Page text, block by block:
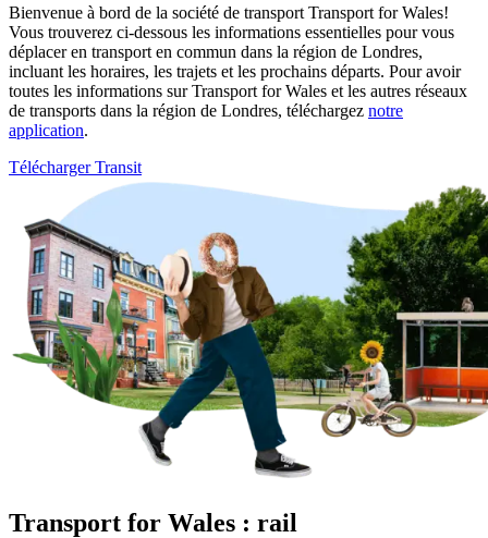
Bienvenue à bord de la société de transport Transport for Wales!
Vous trouverez ci-dessous les informations essentielles pour vous
déplacer en transport en commun dans la région de Londres,
incluant les horaires, les trajets et les prochains départs. Pour avoir
toutes les informations sur Transport for Wales et les autres réseaux
de transports dans la région de Londres, téléchargez notre
application.
Télécharger Transit
Transport for Wales : rail